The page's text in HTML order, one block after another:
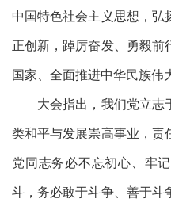
中国特色社会主义思想，弘
正创新，踔厉奋发、勇毅前
国家、全面推进中华民族伟
大会指出，我们党立志
类和平与发展崇高事业，责
党同志务必不忘初心、牢
斗，务必敢于斗争、善于斗